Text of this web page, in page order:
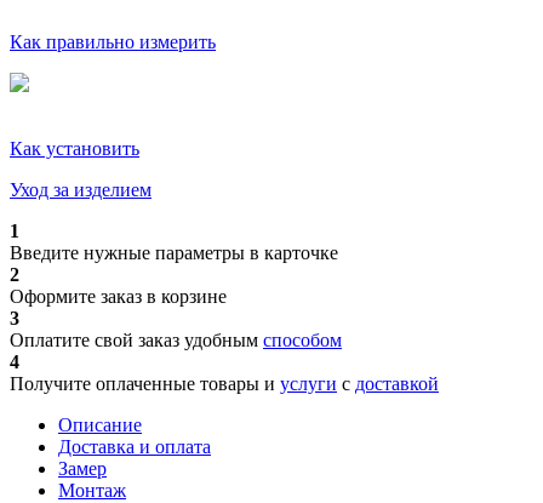
Как правильно измерить
Как установить
Уход за изделием
1
Введите нужные параметры в карточке
2
Оформите заказ в корзине
3
Оплатите свой заказ удобным способом
4
Получите оплаченные товары и услуги с доставкой
Описание
Доставка и оплата
Замер
Монтаж